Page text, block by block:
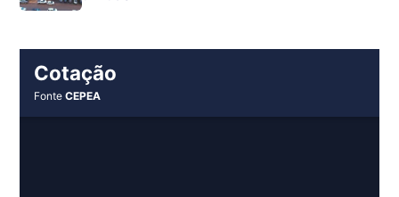
Cotação
FonteCEPEA